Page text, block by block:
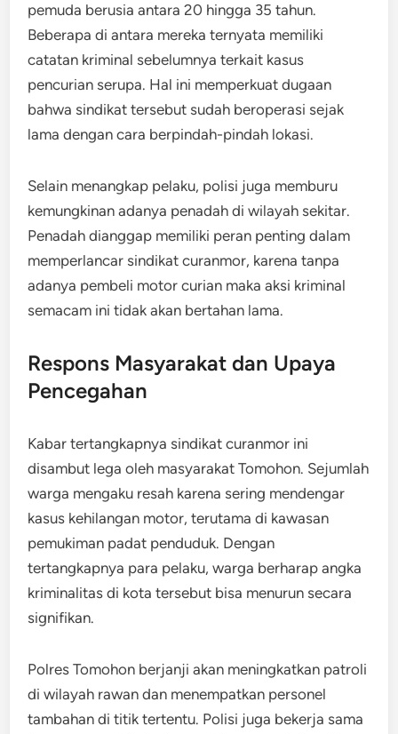
pemuda berusia antara 20 hingga 35 tahun.
Beberapa di antara mereka ternyata memiliki
catatan kriminal sebelumnya terkait kasus
pencurian serupa. Hal ini memperkuat dugaan
bahwa sindikat tersebut sudah beroperasi sejak
lama dengan cara berpindah-pindah lokasi.
Selain menangkap pelaku, polisi juga memburu
kemungkinan adanya penadah di wilayah sekitar.
Penadah dianggap memiliki peran penting dalam
memperlancar sindikat curanmor, karena tanpa
adanya pembeli motor curian maka aksi kriminal
semacam ini tidak akan bertahan lama.
Respons Masyarakat dan Upaya
Pencegahan
Kabar tertangkapnya sindikat curanmor ini
disambut lega oleh masyarakat Tomohon. Sejumlah
warga mengaku resah karena sering mendengar
kasus kehilangan motor, terutama di kawasan
pemukiman padat penduduk. Dengan
tertangkapnya para pelaku, warga berharap angka
kriminalitas di kota tersebut bisa menurun secara
signifikan.
Polres Tomohon berjanji akan meningkatkan patroli
di wilayah rawan dan menempatkan personel
tambahan di titik tertentu. Polisi juga bekerja sama